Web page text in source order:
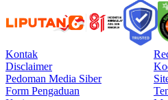
Kontak
Disclaimer
Pedoman Media Siber
Form Pengaduan